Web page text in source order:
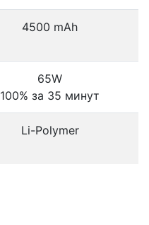
4500 mAh
65W
100% за 35 минут
Li-Polymer